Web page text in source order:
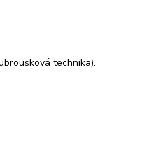
technika).